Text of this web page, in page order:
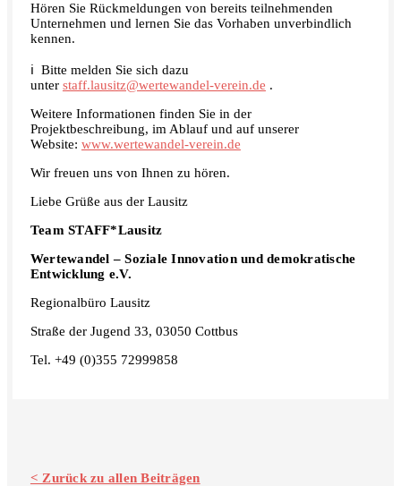
Hören Sie Rückmeldungen von bereits teilnehmenden
Unternehmen und lernen Sie das Vorhaben unverbindlich
kennen.
ℹ️ Bitte melden Sie sich dazu
unter staff.lausitz@wertewandel-verein.de .
Weitere Informationen finden Sie in der
Projektbeschreibung, im Ablauf und auf unserer
Website: www.wertewandel-verein.de
Wir freuen uns von Ihnen zu hören.
Liebe Grüße aus der Lausitz
Team STAFF*Lausitz
Wertewandel – Soziale Innovation und demokratische
Entwicklung e.V.
Regionalbüro Lausitz
Straße der Jugend 33, 03050 Cottbus
Tel. +49 (0)355 72999858
< Zurück zu allen Beiträgen